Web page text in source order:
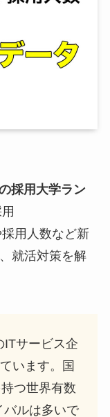
採用大学ラン
用人数など新
就活対策を解
ITサービス企
います。国
つ世界有数
バルは多いで